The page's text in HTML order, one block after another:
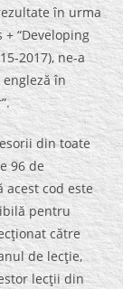
în urma
“Developing
2017), ne-a
în
din toate
96 de
acest cod este
pentru
către
de lecţie,
lecţii din